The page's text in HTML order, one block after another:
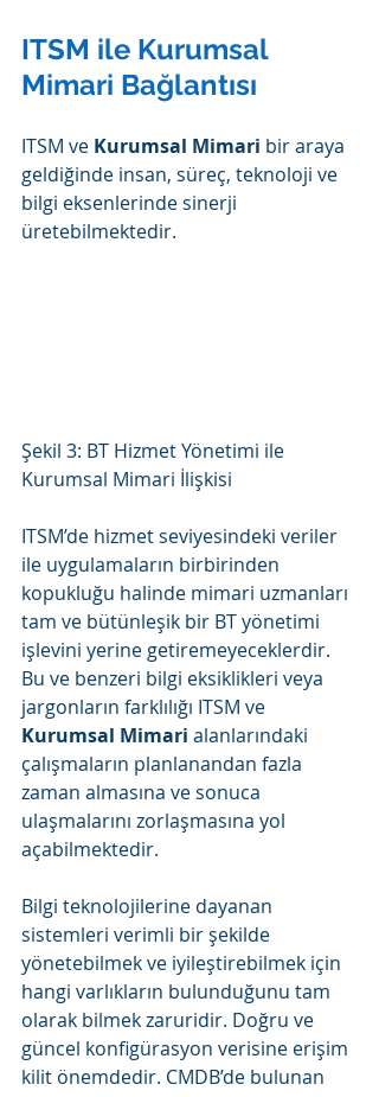
ITSM ile Kurumsal
Mimari Bağlantısı
ITSM ve Kurumsal Mimari bir araya
geldiğinde insan, süreç, teknoloji ve
bilgi eksenlerinde sinerji
üretebilmektedir.
Şekil 3: BT Hizmet Yönetimi ile
Kurumsal Mimari İlişkisi
ITSM’de hizmet seviyesindeki veriler
ile uygulamaların birbirinden
kopukluğu halinde mimari uzmanları
tam ve bütünleşik bir BT yönetimi
işlevini yerine getiremeyeceklerdir.
Bu ve benzeri bilgi eksiklikleri veya
jargonların farklılığı ITSM ve
Kurumsal Mimari alanlarındaki
çalışmaların planlanandan fazla
zaman almasına ve sonuca
ulaşmalarını zorlaşmasına yol
açabilmektedir.
Bilgi teknolojilerine dayanan
sistemleri verimli bir şekilde
yönetebilmek ve iyileştirebilmek için
hangi varlıkların bulunduğunu tam
olarak bilmek zaruridir. Doğru ve
güncel konfigürasyon verisine erişim
kilit önemdedir. CMDB’de bulunan